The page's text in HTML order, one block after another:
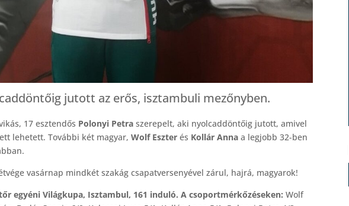
jutott az erős, isztambuli mezőnyben.
17 esztendős Polonyi Petraszerepelt, aki nyolcaddöntőig jutott, amivel
lehetett. További két magyar,Wolf Eszter és Kollár Annaa legjobb 32-ben
vasárnap mindkét szakág csapatversenyével zárul, hajrá, magyarok!
egyéni Világkupa, Isztambul, 161 induló. A csoportmérkőzéseken: Wolf